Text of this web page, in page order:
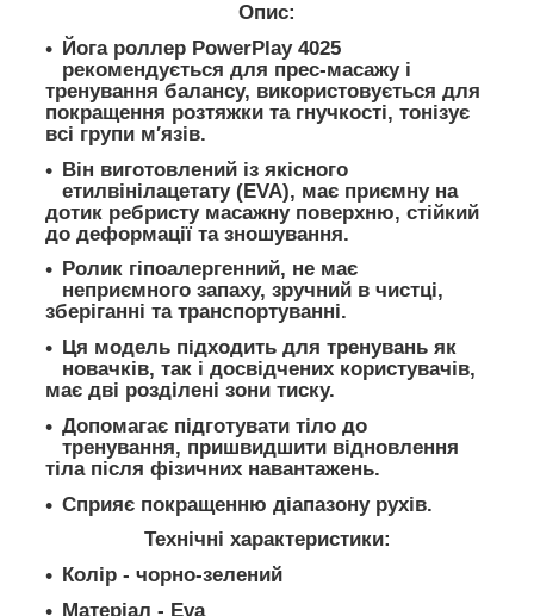
Опис:
Йога роллер PowerPlay 4025
рекомендується для прес-масажу і
тренування балансу, використовується для
покращення розтяжки та гнучкості, тонізує
всі групи м′язів.
Він виготовлений із якісного
етилвінілацетату (EVA), має приємну на
дотик ребристу масажну поверхню, стійкий
до деформації та зношування.
Ролик гіпоалергенний, не має
неприємного запаху, зручний в чистці,
зберіганні та транспортуванні.
Ця модель підходить для тренувань як
новачків, так і досвідчених користувачів,
має дві розділені зони тиску.
Допомагає підготувати тіло до
тренування, пришвидшити відновлення
тіла після фізичних навантажень.
Сприяє покращенню діапазону рухів.
Технічні характеристики:
Колір - чорно-зелений
Матеріал - Eva